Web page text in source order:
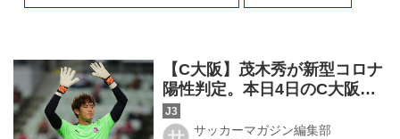
【C大阪】茂木秀が新型コロナ
陽性判定。本日4日のC大阪
U―23対長野は開催へ
サッカーマガジン編集部